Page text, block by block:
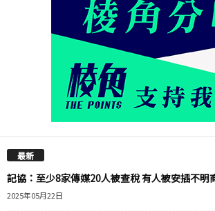
最新
記協：至少8家傳媒20人被查稅 有人被安插不明
2025年05月22日